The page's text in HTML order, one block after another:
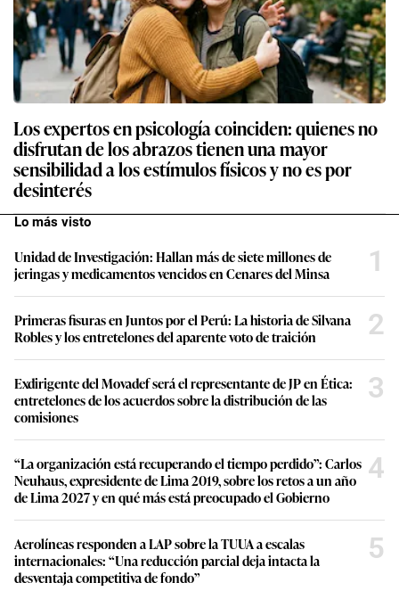
Los expertos en psicología coinciden: quienes no
disfrutan de los abrazos tienen una mayor
sensibilidad a los estímulos físicos y no es por
desinterés
Lo más visto
Unidad de Investigación: Hallan más de siete millones de
jeringas y medicamentos vencidos en Cenares del Minsa
1
Primeras fisuras en Juntos por el Perú: La historia de Silvana
Robles y los entretelones del aparente voto de traición
2
Exdirigente del Movadef será el representante de JP en Ética:
entretelones de los acuerdos sobre la distribución de las
comisiones
3
“La organización está recuperando el tiempo perdido”: Carlos
Neuhaus, expresidente de Lima 2019, sobre los retos a un año
de Lima 2027 y en qué más está preocupado el Gobierno
4
Aerolíneas responden a LAP sobre la TUUA a escalas
internacionales: “Una reducción parcial deja intacta la
desventaja competitiva de fondo”
5